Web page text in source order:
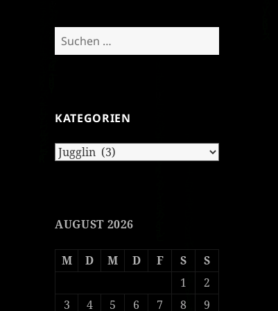
Suchen
nach:
KATEGORIEN
Kategorien
AUGUST 2026
M D M D F S
S
1
2
3
4 5 6 7 8
9